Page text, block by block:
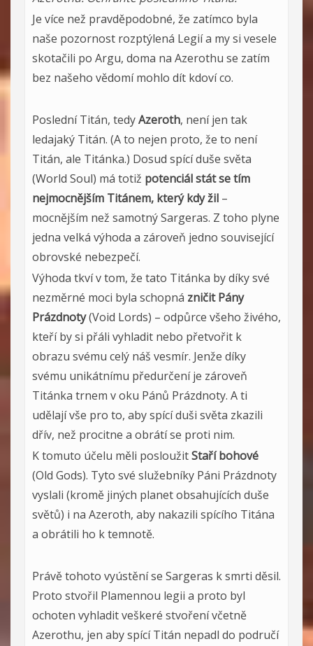
Je více než pravděpodobné, že zatímco byla
naše pozornost rozptýlená Legií a my si vesele
skotačili po Argu, doma na Azerothu se zatím
bez našeho vědomí mohlo dít kdoví co.
Poslední Titán, tedyAzeroth, není jen tak
ledajaký Titán. (A to nejen proto, že to není
Titán, ale Titánka.) Dosud spící duše světa
(World Soul) má totiž potenciál stát se tím
nejmocnějším Titánem, který kdy žil –
mocnějším než samotný Sargeras. Z toho plyne
jedna velká výhoda a zároveň jedno související
obrovské nebezpečí.
Výhoda tkví v tom, že tato Titánka by díky své
nezměrné moci byla schopná zničit Pány
Prázdnoty(Void Lords) – odpůrce všeho živého,
kteří by si přáli vyhladit nebo přetvořit k
obrazu svému celý náš vesmír. Jenže díky
svému unikátnímu předurčení je zároveň
Titánka trnem v oku Pánů Prázdnoty. A ti
udělají vše pro to, aby spící duši světa zkazili
dřív, než procitne a obrátí se proti nim.
K tomuto účelu měli posloužitStaří bohové
(Old Gods). Tyto své služebníky Páni Prázdnoty
vyslali (kromě jiných planet obsahujících duše
světů) i na Azeroth, aby nakazili spícího Titána
a obrátili ho k temnotě.
Právě tohoto vyústění se Sargeras k smrti děsil.
Proto stvořil Plamennou legii a proto byl
ochoten vyhladit veškeré stvoření včetně
Azerothu, jen aby spící Titán nepadl do područí